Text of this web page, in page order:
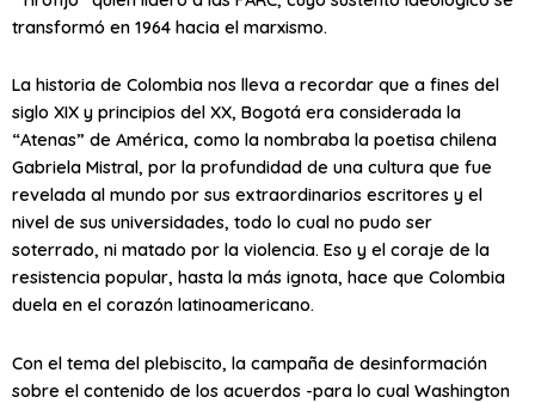
transformó en 1964 hacia el marxismo.
La historia de Colombia nos lleva a recordar que a fines del
siglo XIX y principios del XX, Bogotá era considerada la
“Atenas” de América, como la nombraba la poetisa chilena
Gabriela Mistral, por la profundidad de una cultura que fue
revelada al mundo por sus extraordinarios escritores y el
nivel de sus universidades, todo lo cual no pudo ser
soterrado, ni matado por la violencia. Eso y el coraje de la
resistencia popular, hasta la más ignota, hace que Colombia
duela en el corazón latinoamericano.
Con el tema del plebiscito, la campaña de desinformación
sobre el contenido de los acuerdos -para lo cual Washington